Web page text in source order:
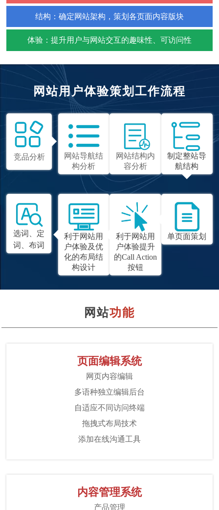
结构：确定网站架构，策划各页面内容版块
体验：提升用户与网站交互的趣味性、可访问性
网站用户体验策划工作流程
竞品分析
网站导航结
构分析
网站结构内
容分析
制定整站导
航结构
选词、定
词、布词
利于网站用
户体验及优
化的布局结
构设计
利于网站用
户体验提升
的Call Action
按钮
单页面策划
网站功能
页面编辑系统
网页内容编辑
多语种独立编辑后台
自适应不同访问终端
拖拽式布局技术
添加在线沟通工具
内容管理系统
产品管理